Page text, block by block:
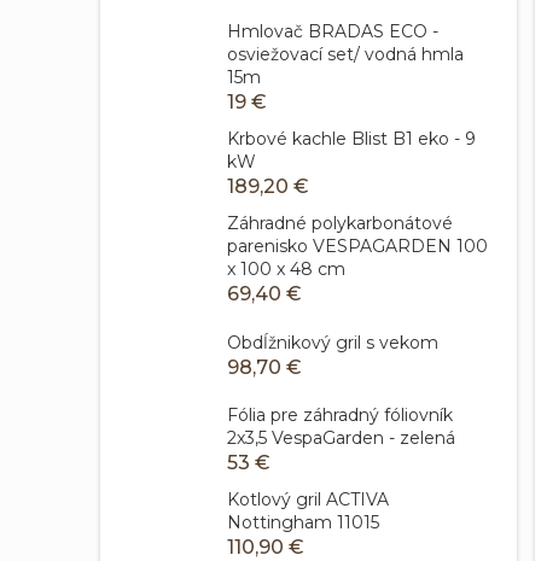
Hmlovač BRADAS ECO -
osviežovací set/ vodná hmla
15m
19 €
Krbové kachle Blist B1 eko - 9
kW
189,20 €
Záhradné polykarbonátové
parenisko VESPAGARDEN 100
x 100 x 48 cm
69,40 €
Obdĺžnikový gril s vekom
98,70 €
Fólia pre záhradný fóliovník
2x3,5 VespaGarden - zelená
53 €
Kotlový gril ACTIVA
Nottingham 11015
110,90 €